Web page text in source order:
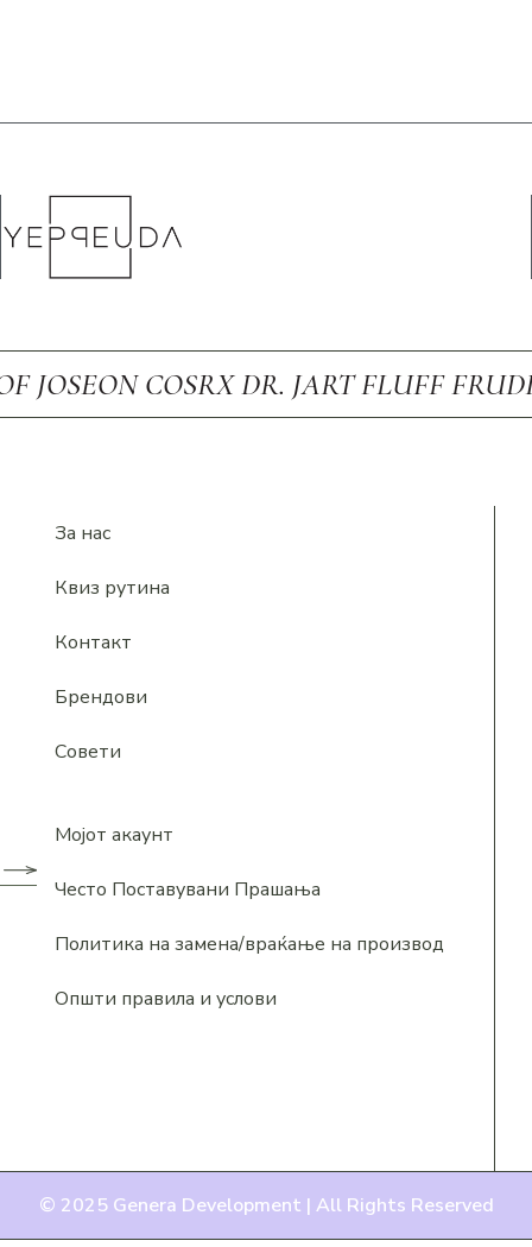
JOSEON COSRX DR. JART FLUFF
За нас
Квиз рутина
Контакт
Брендови
Совети
Мојот акаунт
Често Поставувани Прашања
Политика на замена/враќање на производ
Општи правила и услови
© 2025 Genera Development | All Rights Reserved